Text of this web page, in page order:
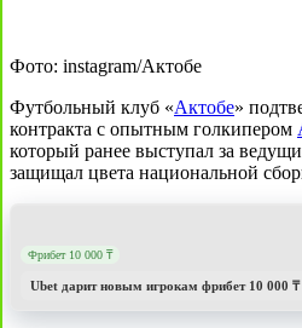
Фото: instagram/Актобе
Футбольный клуб «Актобе»
контракта с опытным голкипером
который ранее выступал за
защищал цвета национальной
Фрибет 10 000 ₸
Ubet дарит новым игрокам фрибет 10 000 ₸